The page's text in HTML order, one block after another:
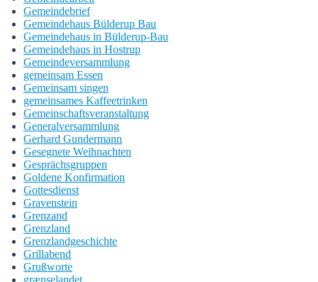
Gemeindebrief
Gemeindehaus Bülderup Bau
Gemeindehaus in Bülderup-Bau
Gemeindehaus in Hostrup
Gemeindeversammlung
gemeinsam Essen
Gemeinsam singen
gemeinsames Kaffeetrinken
Gemeinschaftsveranstaltung
Generalversammlung
Gerhard Gundermann
Gesegnete Weihnachten
Gesprächsgruppen
Goldene Konfirmation
Gottesdienst
Gravenstein
Grenzand
Grenzland
Grenzlandgeschichte
Grillabend
Grußworte